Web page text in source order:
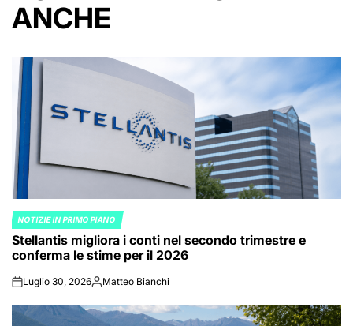
ANCHE
POSTED
IN
NOTIZIE IN PRIMO PIANO
Stellantis migliora i conti nel secondo trimestre e
conferma le stime per il 2026
onLuglio 30, 2026Posted
Matteo Bianchi